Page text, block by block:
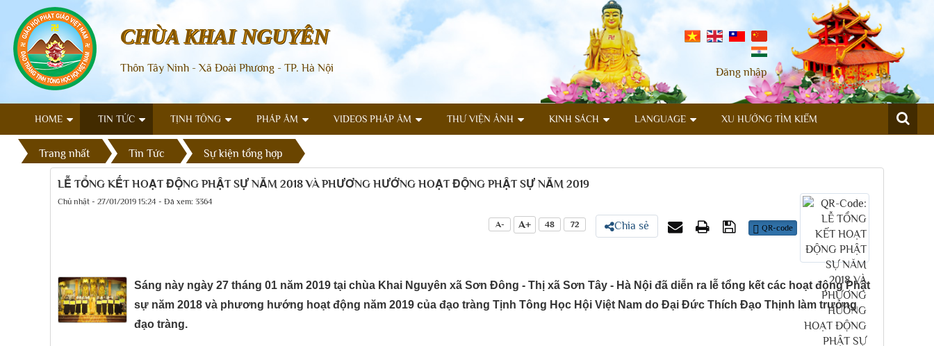
Đăng nhập
CHÙA KHAI NGUYÊN
Thôn Tây Ninh - Xã Đoài Phương - TP. Hà Nội
HOME TIN TỨC TỊNH TÔNG PHÁP ÂM VIDEOS PHÁP ÂM THƯ VIỆN ẢNH KINH SÁCH LANGUAGE XU HƯỚNG TÌM KIẾM
Trang nhất Tin Tức Sự kiện tổng hợp
LỄ TỔNG KẾT HOẠT ĐỘNG PHẬT SỰ NĂM 2018 VÀ PHƯƠNG HƯỚNG HOẠT ĐỘNG PHẬT SỰ NĂM 2019
Chủ nhật - 27/01/2019 15:24 - Đã xem: 3364
A- A+ 48 72 Chia sẻ QR-code
Sáng này ngày 27 tháng 01 năm 2019 tại chùa Khai Nguyên xã Sơn Đông - Thị xã Sơn Tây - Hà Nội đã diễn ra lễ tổng kết các hoạt động Phật
sự năm 2018 và phương hướng hoạt động năm 2019 của đạo tràng Tịnh Tông Học Hội Việt Nam do Đại Đức Thích Đạo Thịnh làm trưởng
đạo tràng.